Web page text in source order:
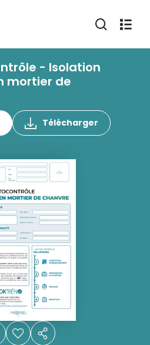
- Isolation
mortier de
Télécharger